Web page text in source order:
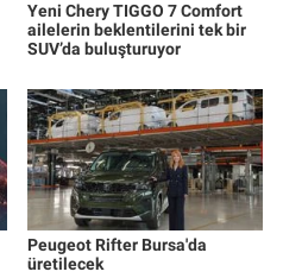
Yeni Chery TIGGO 7 Comfort
ailelerin beklentilerini tek bir
SUV’da buluşturuyor
Peugeot Rifter Bursa'da
üretilecek